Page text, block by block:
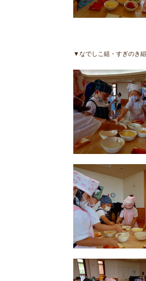
▼なでしこ組・すぎのき組